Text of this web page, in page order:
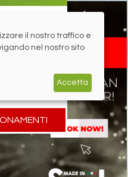
il nostro traffico e
nel nostro sito
Accetta